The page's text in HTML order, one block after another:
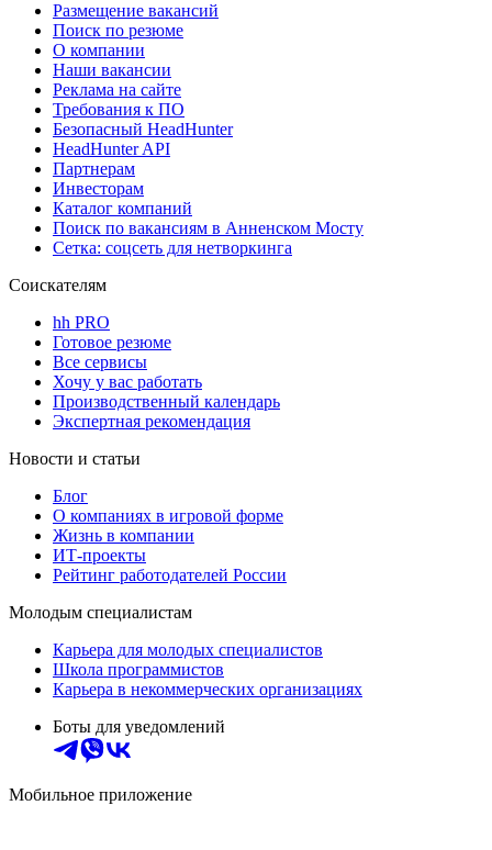
Размещение вакансий
Поиск по резюме
О компании
Наши вакансии
Реклама на сайте
Требования к ПО
Безопасный HeadHunter
HeadHunter API
Партнерам
Инвесторам
Каталог компаний
Поиск по вакансиям в Анненском Мосту
Сетка: соцсеть для нетворкинга
Соискателям
hh PRO
Готовое резюме
Все сервисы
Хочу у вас работать
Производственный календарь
Экспертная рекомендация
Новости и статьи
Блог
О компаниях в игровой форме
Жизнь в компании
ИТ-проекты
Рейтинг работодателей России
Молодым специалистам
Карьера для молодых специалистов
Школа программистов
Карьера в некоммерческих организациях
Боты для уведомлений
Мобильное приложение